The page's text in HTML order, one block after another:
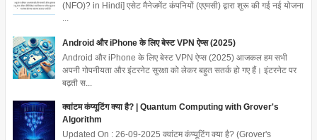
(NFO)? in Hindi] एसेट मैनेजमेंट कंपनियों (एएमसी) द्वारा शुरू की गई नई योजना
...
Android और iPhone के लिए बेस्ट VPN ऐप्स (2025)
Android और iPhone के लिए बेस्ट VPN ऐप्स (2025) आजकल हम सभी
अपनी गोपनीयता और इंटरनेट सुरक्षा को लेकर बहुत सतर्क हो गए हैं। इंटरनेट पर
बढ़ती स...
क्वांटम कंप्यूटिंग क्या है? | Quantum Computing with Grover's
Algorithm
Updated On : 26-09-2025 क्वांटम कंप्यूटिंग क्या है? (Grover's